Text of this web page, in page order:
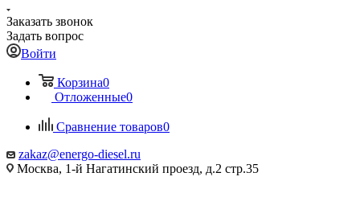
Заказать звонок
Задать вопрос
Войти
Корзина0
Отложенные0
Сравнение товаров0
zakaz@energo-diesel.ru
Москва, 1-й Нагатинский проезд, д.2 стр.35